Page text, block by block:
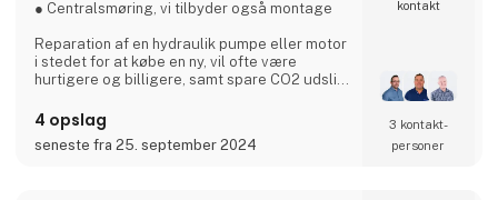
● Centralsmøring, vi tilbyder også montage
Reparation af en hydraulik pumpe eller motor
i stedet for at købe en ny, vil ofte være
hurtigere og billigere, samt spare CO2 udslip.
Centralsmøring sikrer dig at din maskine
bliver smurt med rette mængde, på rette sted
og i rette tid. Dette sikre drift og levetid af dit
4 opslag
seneste fra 25. september 2024
kontakt
3 kontakt­
personer